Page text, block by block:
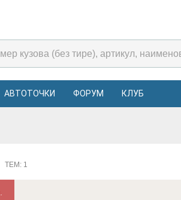
АВТОТОЧКИ ФОРУМ КЛУБ
ТЕМ: 1